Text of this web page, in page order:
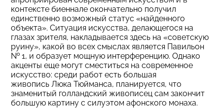
контексте биеннале окончательно получил
единственно возможный статус «найденного
объекта». Ситуация искусства, делающегося на
глазах зрителя, накладывается здесь на «советскую
руину», какой во всех смыслах является Павильон
№ 1, и образует мощную интерференцию. Однако
акценты еще могут сместиться на современное
искусство: среди работ есть большая
живопись Люка Тюйманса, планируется, что
знаменитый голландский живописец сам закончит
большую картину с силуэтом афонского монаха.